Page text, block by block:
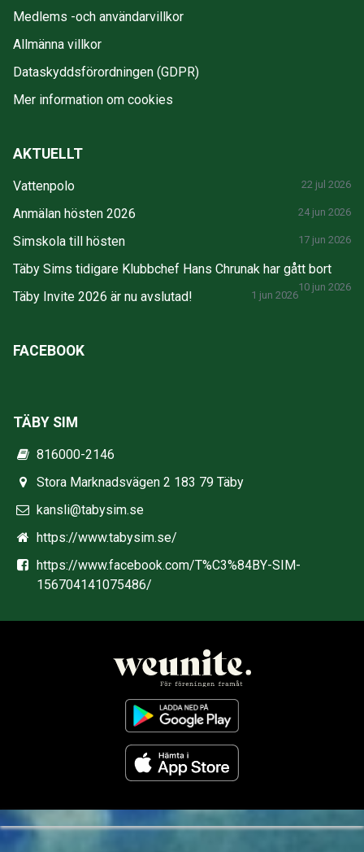
Medlems -och användarvillkor
Allmänna villkor
Dataskyddsförordningen (GDPR)
Mer information om cookies
AKTUELLT
Vattenpolo 22 jul 2026
Anmälan hösten 2026 24 jun 2026
Simskola till hösten 17 jun 2026
Täby Sims tidigare Klubbchef Hans Chrunak har gått bort
10 jun 2026
Täby Invite 2026 är nu avslutad! 1 jun 2026
FACEBOOK
TÄBY SIM
816000-2146
Stora Marknadsvägen 2 183 79 Täby
kansli@tabysim.se
https://www.tabysim.se/
https://www.facebook.com/T%C3%84BY-SIM-
156704141075486/